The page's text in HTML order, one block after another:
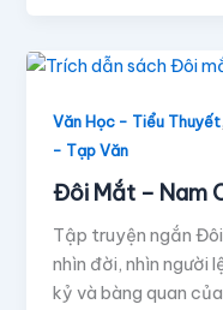
Văn Học - Tiểu Thuyết
- Tạp Văn
Đôi Mắt – Nam
Tập truyện ngắn
nhìn đời, nhìn người
kỷ và bàng quan